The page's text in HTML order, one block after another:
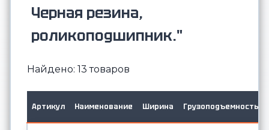
Черная резина,
роликоподшипник."
Найдено: 13 товаров
Артикул Наименование Ширина Грузоподъемность